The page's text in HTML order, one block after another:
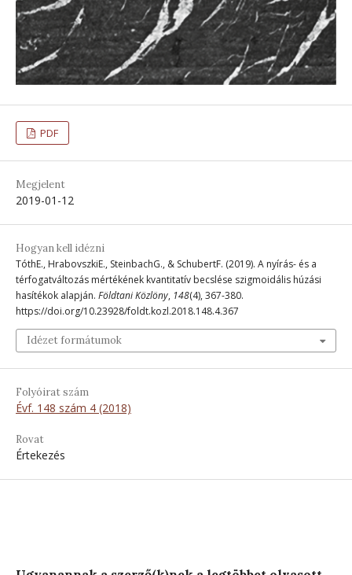
PDF
Megjelent
2019-01-12
Hogyan kell idézni
TóthE., HrabovszkiE., SteinbachG., & SchubertF. (2019). A nyírás- és a
térfogatváltozás mértékének kvantitatív becslése szigmoidális húzási
hasítékok alapján. Földtani Közlöny, 148(4), 367-380.
https://doi.org/10.23928/foldt.kozl.2018.148.4.367
Idézet formátumok
Folyóirat szám
Évf. 148 szám 4 (2018)
Rovat
Értekezés